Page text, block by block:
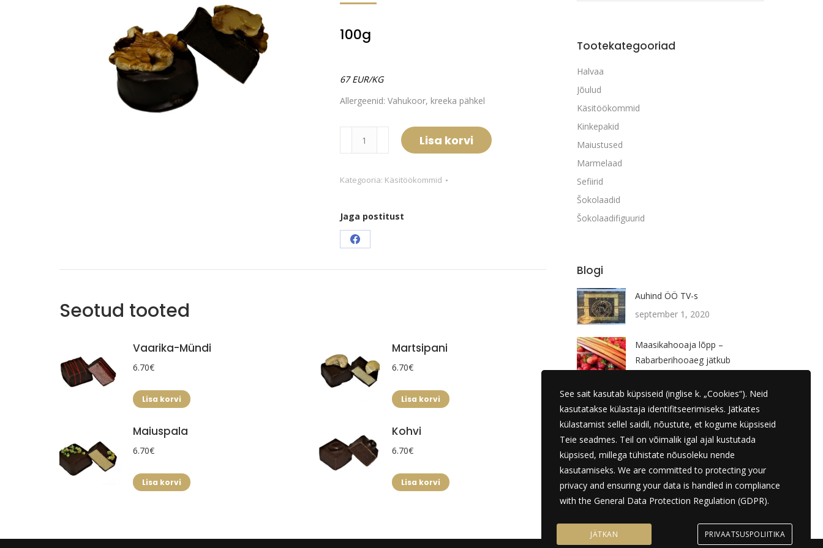
100g
67 EUR/KG
Allergeenid: Vahukoor, kreeka pähkel
Lisa korvi
Kategooria: Käsitöökommid
Jaga postitust
Share
on
Seotud tooted
Vaarika-Mündi
6.70€
Lisa korvi
Martsipani
6.70€
Lisa korvi
Maiuspala
6.70€
Lisa korvi
Kohvi
6.70€
Lisa korvi
Tootekategooriad
Halvaa
Jõulud
Käsitöökommid
Kinkepakid
Maiustused
Marmelaad
Sefiirid
Šokolaadid
Šokolaadifiguurid
Blogi
Auhind ÖÖ TV-s
september 1, 2020
Maasikahooaja lõpp –
Rabarberihooaeg jätkub
UUS TOODE! – Konjakikomm
juuni 17, 2020
Karamelle 20 aastat!
juuni 1, 2020
See sait kasutab küpsiseid (inglise k. „Cookies“). Neid
kasutatakse külastaja identifitseerimiseks. Jätkates
külastamist sellel saidil, nõustute, et kogume küpsiseid
Teie seadmes. Teil on võimalik igal ajal kustutada
küpsised, millega tühistate nõusoleku nende
kasutamiseks. We are committed to protecting your
privacy and ensuring your data is handled in compliance
with the General Data Protection Regulation (GDPR).
JÄTKAN PRIVAATSUSPOLIITIKA